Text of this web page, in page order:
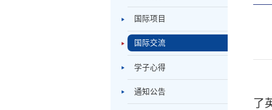
国际项目
国际交流
学子心得
通知公告
了